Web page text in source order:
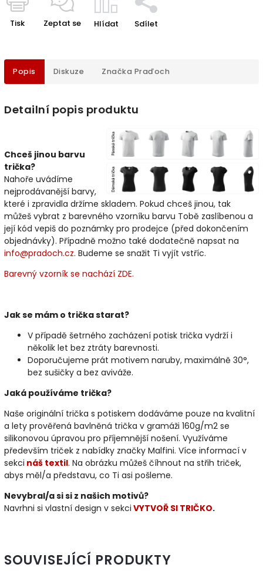
Tisk Zeptat se Hlídat Sdílet
Popis Diskuze Značka Praďoch
Detailní popis produktu
Chceš jinou barvu
trička?
Nahoře uvádíme
nejprodávanější barvy,
které i zpravidla držíme skladem. Pokud chceš jinou, tak
můžeš vybrat z barevného vzorníku barvu Tobě zaslíbenou a
její kód vepiš do poznámky pro prodejce (před dokončením
objednávky). Případně možno také dodatečně napsat na
info@pradoch.cz. Budeme se snažit Ti vyjít vstříc.
Barevný vzorník se nachází ZDE.
Jak se mám o trička starat?
V případě šetrného zacházení potisk trička vydrží i
několik let bez ztráty barevnosti.
Doporučujeme prát motivem naruby, maximálně 30°,
bez sušičky a bez aviváže.
Jaká používáme trička?
Naše originální trička s potiskem dodáváme pouze na kvalitní
a lety prověřená bavlněná trička v gramáži 160g/m2 se
silikonovou úpravou pro příjemnější nošení. Využíváme
především triček z nabídky značky Malfini. Více informací v
sekci náš textil. Na obrázku můžeš číhnout na střih triček,
abys měl/a představu, co Ti asi pošleme.
Nevybral/a si si z našich motivů?
Navrhni si vlastní design v sekci VYTVOŘ SI TRIČKO.
SOUVISEJÍCÍ PRODUKTY